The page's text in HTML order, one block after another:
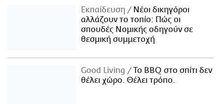
Εκπαίδευση
Νέοι δικηγόροι
αλλάζουν το τοπίο: Πώς οι
σπουδές Νομικής οδηγούν σε
θεσμική συμμετοχή
Good Living
Το BBQ στο σπίτι δεν
θέλει χώρο. Θέλει τρόπο.